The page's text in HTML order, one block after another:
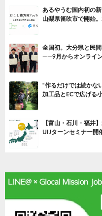
あるやうむ国内初の
山梨県笛吹市で開始
全国初。大分県と民
——9月からオンライ
“作るだけでは続かな
加工品とECで広げる
【富山・石川・福井
UIJターンセミナー開